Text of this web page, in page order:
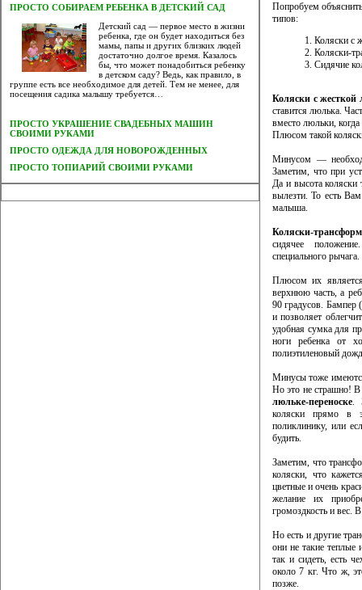
ПРОСТО СОБИРАЕМ РЕБЕНКА В ДЕТСКИЙ САД
Детский сад — первое место в жизни
ребенка, где он будет находиться без
мамы, папы и других близких людей
достаточно долгое время. Казалось
бы, что может понадобиться ребенку
в детском саду? Ведь, как правило, в
группе есть все необходимое для детей. Тем не менее, для
посещения садика малышу требуется…
ПРОСТО УКРАШЕНИЕ СВАДЕБНЫХ МАШИН
СВОИМИ РУКАМИ
ПРОСТО ОДЕЖДА ДЛЯ НОВОРОЖДЕННЫХ
ПРОСТО ТОПИАРИЙ СВОИМИ РУКАМИ
Попробуем
типов:
Коляски с
Коляски-
Сидячие
Коляски с жесткой
ставится люлька.
вместо люльки, когда
Плюсом такой
Минусом —
Заметим, что при
Да и высота коляски
вылезти. То есть
малыша.
Коляски-
сидячее
специального рычага.
Плюсом их
верхнюю часть, а
90 градусов. Бампер
и позволяет
удобная сумка для
ноги ребенка от
полиэтиленовый
Минусы тоже
Но это не страшно! В
люльке-переноске.
коляски прямо в
поликлинику, или
будить.
Заметим, что
коляски, что
цветные и очень
желание их
громоздкость и вес.
Но есть и другие
они не такие теплые
так и сидеть, есть
около 7 кг. Что ж,
позже.